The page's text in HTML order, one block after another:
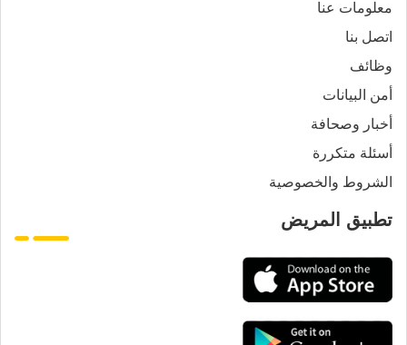
معلومات عنا
اتصل بنا
وظائف
أمن البيانات
أخبار وصحافة
أسئلة متكررة
الشروط والخصوصية
تطبيق المريض